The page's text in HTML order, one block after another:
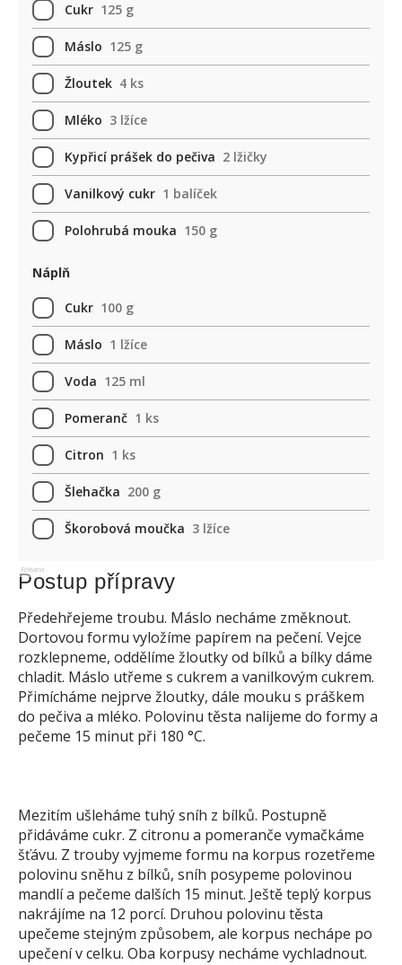
Cukr 125 g
Máslo 125 g
Žloutek 4 ks
Mléko 3 lžíce
Kypřicí prášek do pečiva 2 lžičky
Vanilkový cukr 1 balíček
Polohrubá mouka 150 g
Náplň
Cukr 100 g
Máslo 1 lžíce
Voda 125 ml
Pomeranč 1 ks
Citron 1 ks
Šlehačka 200 g
Škorobová moučka 3 lžíce
Reklama
Postup přípravy
Předehřejeme troubu. Máslo necháme změknout.
Dortovou formu vyložíme papírem na pečení. Vejce
rozklepneme, oddělíme žloutky od bílků a bílky dáme
chladit. Máslo utřeme s cukrem a vanilkovým cukrem.
Přimícháme nejprve žloutky, dále mouku s práškem
do pečiva a mléko. Polovinu těsta nalijeme do formy a
pečeme 15 minut při 180 °C.
Mezitím ušleháme tuhý sníh z bílků. Postupně
přidáváme cukr. Z citronu a pomeranče vymačkáme
šťávu. Z trouby vyjmeme formu na korpus rozetřeme
polovinu sněhu z bílků, sníh posypeme polovinou
mandlí a pečeme dalších 15 minut. Ještě teplý korpus
nakrájíme na 12 porcí. Druhou polovinu těsta
upečeme stejným způsobem, ale korpus nechápe po
upečení v celku. Oba korpusy necháme vychladnout.